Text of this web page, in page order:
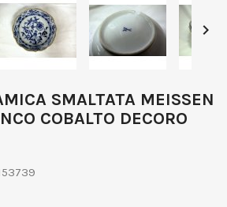

SMALTATA MEISSEN
COBALTO DECORO